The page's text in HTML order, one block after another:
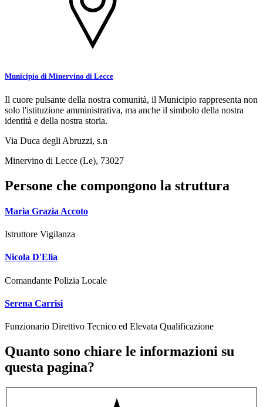
Municipio di Minervino di Lecce
Il cuore pulsante della nostra comunità, il Municipio rappresenta non
solo l'istituzione amministrativa, ma anche il simbolo della nostra
identità e della nostra storia.
Via Duca degli Abruzzi, s.n
Minervino di Lecce (Le), 73027
Persone che compongono la struttura
Maria Grazia Accoto
Istruttore Vigilanza
Nicola D'Elia
Comandante Polizia Locale
Serena Carrisi
Funzionario Direttivo Tecnico ed Elevata Qualificazione
Quanto sono chiare le informazioni su
questa pagina?